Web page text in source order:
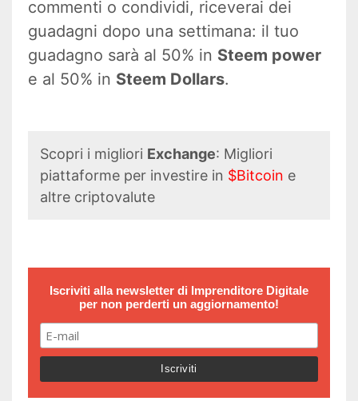
commenti o condividi, riceverai dei
guadagni dopo una settimana: il tuo
guadagno sarà al 50% in Steem power
e al 50% in Steem Dollars.
Scopri i migliori Exchange: Migliori
piattaforme per investire in $Bitcoin e
altre criptovalute
Iscriviti alla newsletter di Imprenditore Digitale
per non perderti un aggiornamento!